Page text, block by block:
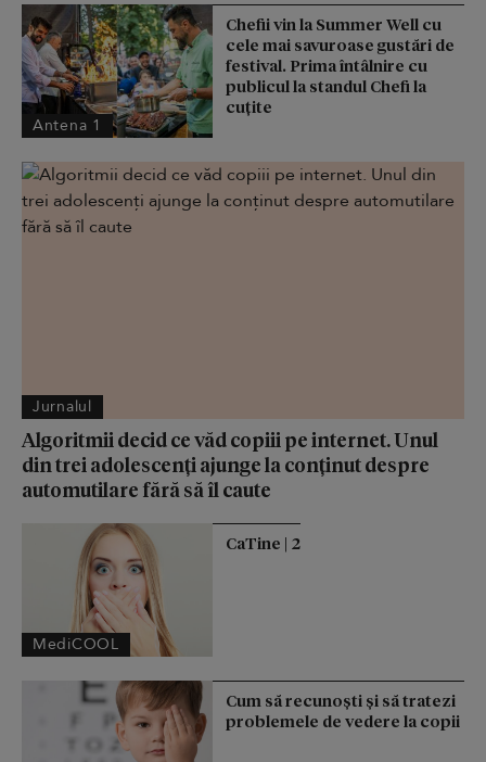
Antena 1
Chefii vin la Summer Well cu
cele mai savuroase gustări de
festival. Prima întâlnire cu
publicul la standul Chefi la
cuțite
Jurnalul
Algoritmii decid ce văd copiii pe internet. Unul
din trei adolescenți ajunge la conținut despre
automutilare fără să îl caute
MediCOOL
CaTine | 2
Cum să recunoști și să tratezi
problemele de vedere la copii